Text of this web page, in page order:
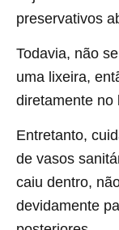
preservativos
Todavia, não
uma lixeira,
diretamente no
Entretanto,
de vasos
caiu dentro,
devidamente